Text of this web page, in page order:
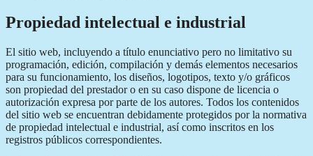
Propiedad intelectual e industrial
El sitio web, incluyendo a título enunciativo pero no limitativo su
programación, edición, compilación y demás elementos necesarios
para su funcionamiento, los diseños, logotipos, texto y/o gráficos
son propiedad del prestador o en su caso dispone de licencia o
autorización expresa por parte de los autores. Todos los contenidos
del sitio web se encuentran debidamente protegidos por la normativa
de propiedad intelectual e industrial, así como inscritos en los
registros públicos correspondientes.